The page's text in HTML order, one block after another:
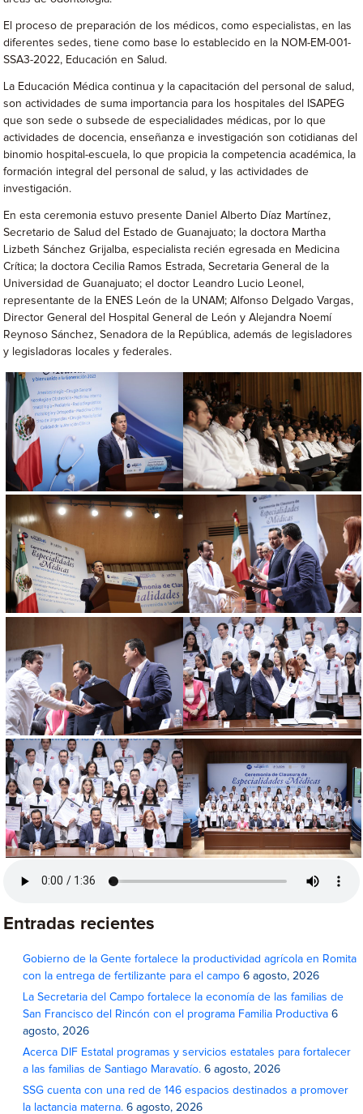
El proceso de preparación de los médicos, como especialistas, en las
diferentes sedes, tiene como base lo establecido en la NOM-EM-001-
SSA3-2022, Educación en Salud.
La Educación Médica continua y la capacitación del personal de salud,
son actividades de suma importancia para los hospitales del ISAPEG
que son sede o subsede de especialidades médicas, por lo que
actividades de docencia, enseñanza e investigación son cotidianas del
binomio hospital-escuela, lo que propicia la competencia académica, la
formación integral del personal de salud, y las actividades de
investigación.
En esta ceremonia estuvo presente Daniel Alberto Díaz Martínez,
Secretario de Salud del Estado de Guanajuato; la doctora Martha
Lizbeth Sánchez Grijalba, especialista recién egresada en Medicina
Crítica; la doctora Cecilia Ramos Estrada, Secretaria General de la
Universidad de Guanajuato; el doctor Leandro Lucio Leonel,
representante de la ENES León de la UNAM; Alfonso Delgado Vargas,
Director General del Hospital General de León y Alejandra Noemí
Reynoso Sánchez, Senadora de la República, además de legisladores
y legisladoras locales y federales.
Entradas recientes
Gobierno de la Gente fortalece la productividad agrícola en Romita
con la entrega de fertilizante para el campo 6 agosto, 2026
La Secretaria del Campo fortalece la economía de las familias de
San Francisco del Rincón con el programa Familia Productiva 6
agosto, 2026
Acerca DIF Estatal programas y servicios estatales para fortalecer
a las familias de Santiago Maravatío. 6 agosto, 2026
SSG cuenta con una red de 146 espacios destinados a promover
la lactancia materna. 6 agosto, 2026